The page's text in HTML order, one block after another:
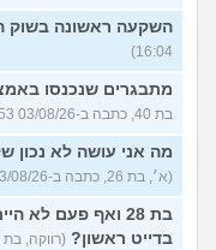
השקעה ראשונה בשוק
16:04)
מתבגרים שנכנסו
בת 40, כתבה ב-03/08/26 15:53)
מה אני עושה לא נכון
(א׳, בת 26, כתבה ב-03/08/26 15:44)
בת 28 ואף פעם לא
בדייט ראשון? (רווקה, בת 28, כתבה ב-03/08/26 15:23)